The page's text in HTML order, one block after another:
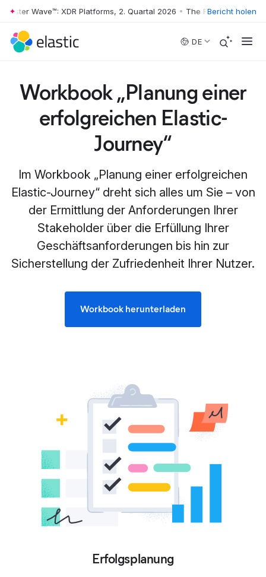
Skip to main content
Wave™: XDR Platforms, 2. Quartal 2026 • The Forrester Wave™:
Bericht holen
DE
Workbook „Planung einer
erfolgreichen Elastic-
Journey“
Im Workbook „Planung einer erfolgreichen
Elastic-Journey“ dreht sich alles um Sie – von
der Ermittlung der Anforderungen Ihrer
Stakeholder über die Erfüllung Ihrer
Geschäftsanforderungen bis hin zur
Sicherstellung der Zufriedenheit Ihrer Nutzer.
Workbook herunterladen
Erfolgsplanung